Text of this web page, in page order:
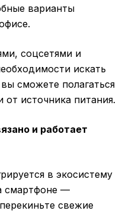
варианты
соцсетями и
искать
сможете полагаться
источника питания.
и работает
в экосистему
смартфоне —
свежие